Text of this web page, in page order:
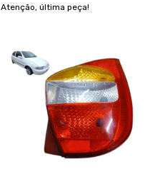
Atenção, última peça!